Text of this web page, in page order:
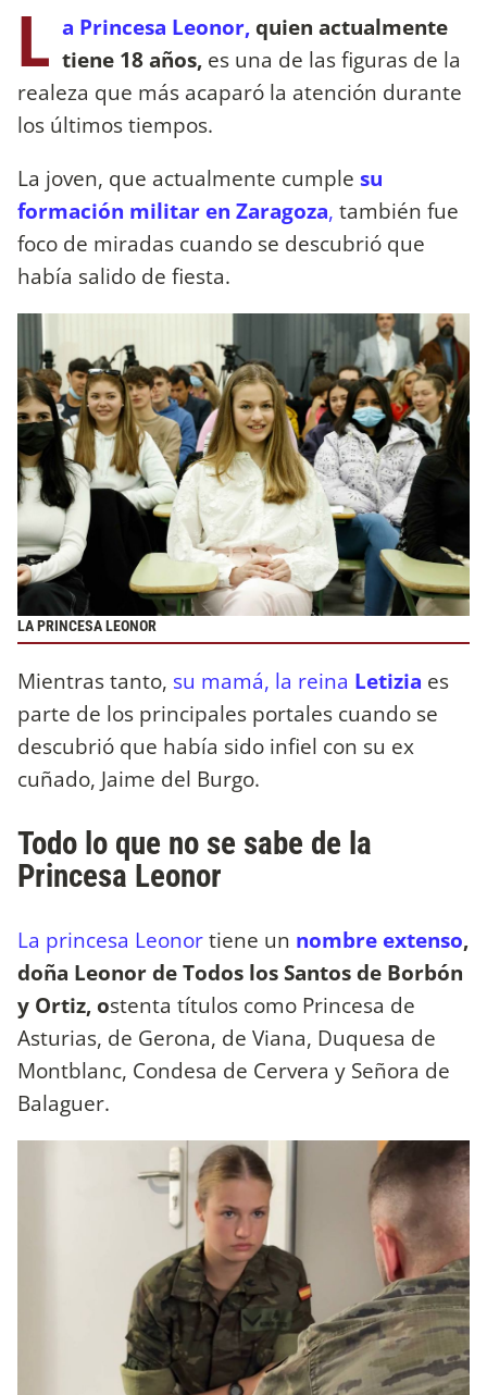
L a Princesa Leonor,quien actualmente
tiene 18 años, es una de las figuras de la
realeza que más acaparó la atención durante
los últimos tiempos.
La joven, que actualmente cumple su
formación militar en Zaragoza, también fue
foco de miradas cuando se descubrió que
había salido de fiesta.
LA PRINCESA LEONOR
Mientras tanto, su mamá, la reina Letizia es
parte de los principales portales cuando se
descubrió que había sido infiel con su ex
cuñado, Jaime del Burgo.
Todo lo que no se sabe de la
Princesa Leonor
La princesa Leonortiene un nombre extenso,
doña Leonor de Todos los Santos de Borbón
y Ortiz, ostenta títulos como Princesa de
Asturias, de Gerona, de Viana, Duquesa de
Montblanc, Condesa de Cervera y Señora de
Balaguer.